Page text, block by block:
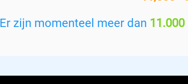
e
n
Er zijn momenteel meer dan 11.000